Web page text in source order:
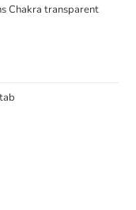
Chakra transparent